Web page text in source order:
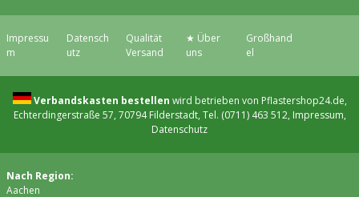
Impressu
m
Datensch
utz
Qualität
Versand
★ Über
uns
Großhand
el
Verbandskasten bestellen wird betrieben von Pflastershop24.de,
Echterdingerstraße 57, 70794 Filderstadt, Tel. (0711) 463 512, Impressum,
Datenschutz
Nach Region:
Aachen